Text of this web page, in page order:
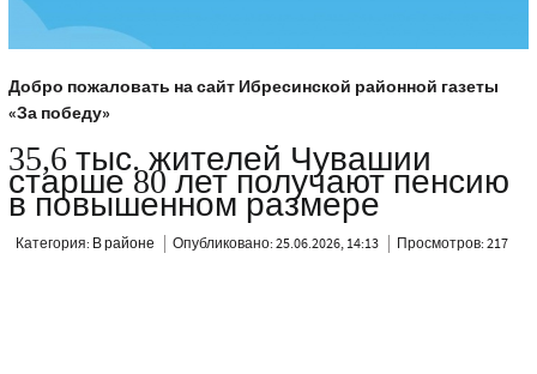
Добро пожаловать на сайт Ибресинской районной газеты
«За победу»
35,6 тыс. жителей Чувашии
старше 80 лет получают пенсию
в повышенном размере
Категория: В районе Опубликовано: 25.06.2026, 14:13 Просмотров: 217